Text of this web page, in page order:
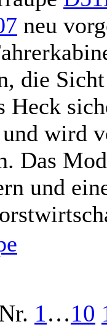
neu
die
Heck
und wird
Das
und
1…10